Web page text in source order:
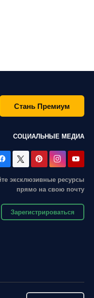
Стань Премиум
СОЦИАЛЬНЫЕ МЕДИА
эксклюзивные ресурсы
прямо на свою почту
Зарегистрироваться